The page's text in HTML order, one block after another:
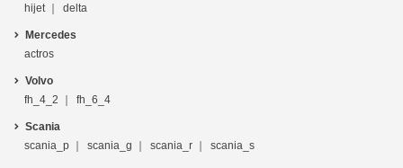
hijet
delta
Mercedes
actros
Volvo
fh_4_2
fh_6_4
Scania
scania_p
scania_g scania_r scania_s